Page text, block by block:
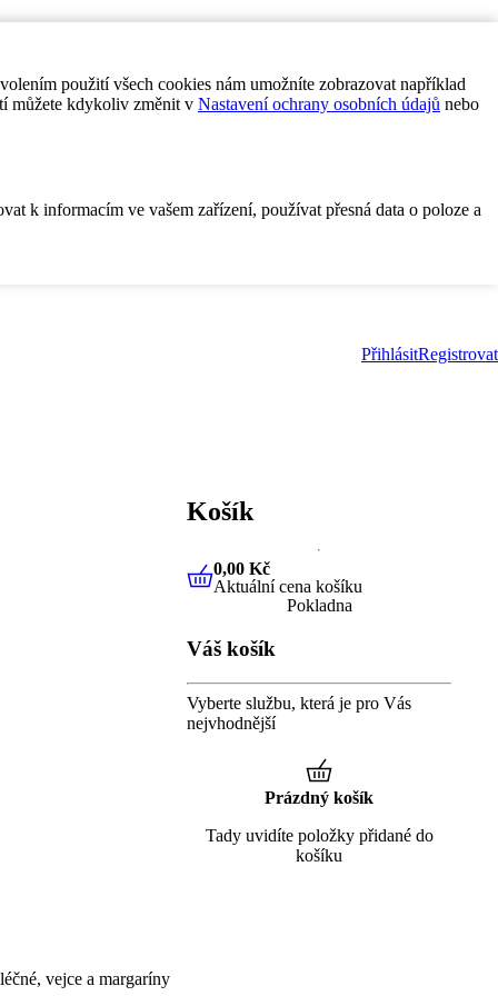
použití všech cookies nám umožníte zobrazovat například
můžete kdykoliv změnit v Nastavení ochrany osobních údajů nebo
k informacím ve vašem zařízení, používat přesná data o poloze a
PřihlásitRegistrovat
vejce a margaríny
Košík
0,00 KčAktuální cena košíku
0,00 Kč
Aktuální cena košíku
Pokladna
Váš košík
Vyberte službu, která je pro Vás
nejvhodnější
Prázdný košík
Tady uvidíte položky přidané do
košíku